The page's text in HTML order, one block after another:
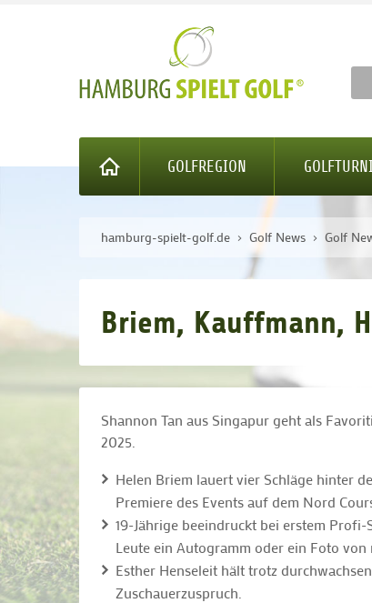
GOLFREGION
hamburg-spielt-golf.de Golf News Golf
Briem, Kauffmann,
Shannon Tan aus Singapur geht als
2025.
Helen Briem lauert vier Schläge hinter
Premiere des Events auf dem Nord
19-Jährige beeindruckt bei erstem
Leute ein Autogramm oder ein Foto von
Esther Henseleit hält trotz
Zuschauerzuspruch.